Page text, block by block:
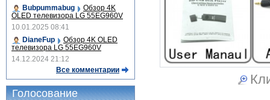
Bubpummabug
Обзор 4K
OLED телевизора LG 55EG960V
10.01.2025 08:41
DianeFup
Обзор 4K OLED
телевизора LG 55EG960V
14.12.2024 21:12
Все комментарии
Голосование